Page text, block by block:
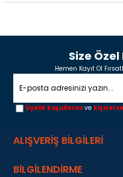
Size
Hemen Kayıt Ol
Üyelik koşullarını ve kişisel
ALIŞVERİŞ BİLGİLERİ
BİLGİLENDİRME